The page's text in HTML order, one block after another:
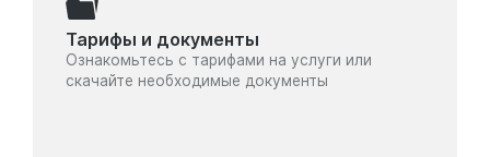
Тарифы и документы
Ознакомьтесь с тарифами на услуги или
скачайте необходимые документы